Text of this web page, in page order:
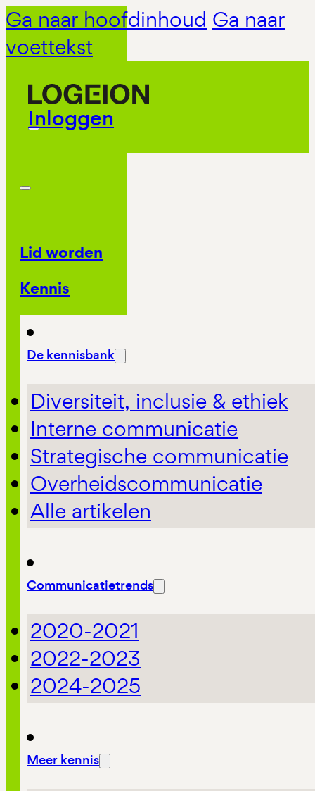
Ga naar hoofdinhoud Ga naar
voettekst
Inloggen
Lid worden
Kennis
De kennisbank
Diversiteit, inclusie & ethiek
Interne communicatie
Strategische communicatie
Overheidscommunicatie
Alle artikelen
Communicatietrends
2020-2021
2022-2023
2024-2025
Meer kennis